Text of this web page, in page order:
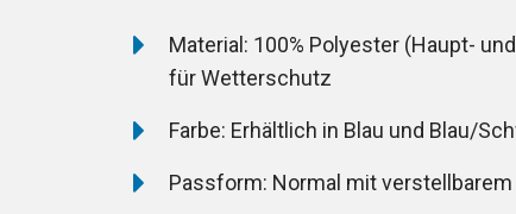
Material: 100% Polyester (Haupt-
für Wetterschutz
Farbe: Erhältlich in Blau und Blau/
Passform: Normal mit